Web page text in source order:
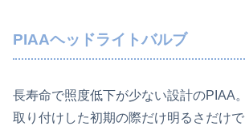
PIAAヘッドライトバルブ
長寿命で照度低下が少ない設計のPIAA。
取り付けした初期の際だけ明るさだけで